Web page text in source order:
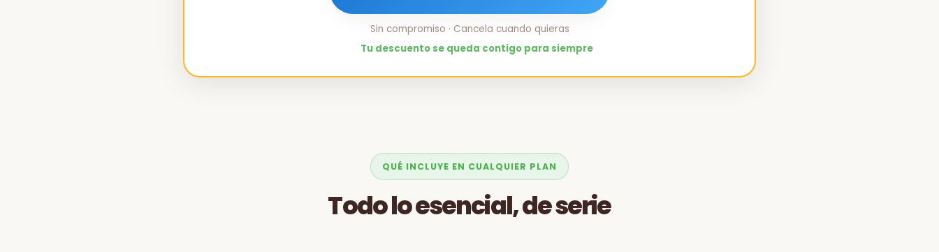
Sin compromiso · Cancela cuando quieras
Tu descuento se queda contigo para siempre
QUÉ INCLUYE EN CUALQUIER PLAN
Todo lo esencial, de serie